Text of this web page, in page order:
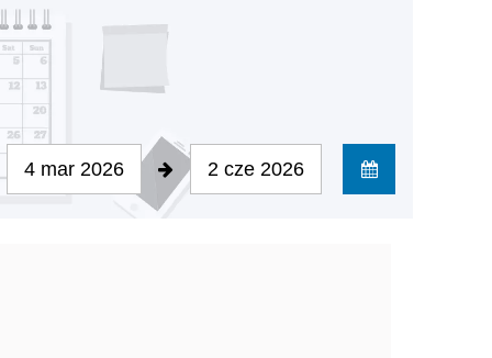
4 mar 2026 2 cze 2026